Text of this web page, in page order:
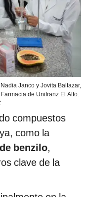
Janco y Jovita Baltazar,
de Unifranz El Alto.
compuestos
como la
benzilo,
clave de la